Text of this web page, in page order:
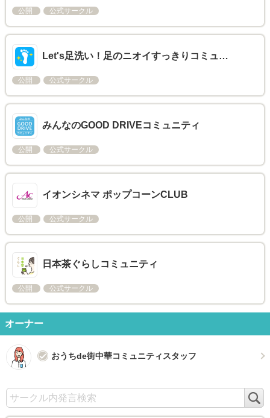
公開 公式サークル
Let's足洗い！足のニオイすっきりコミュ…
公開 公式サークル
みんなのGOOD DRIVEコミュニティ
公開 公式サークル
イオンシネマ ポップコーンCLUB
公開 公式サークル
日本茶ぐらしコミュニティ
公開 公式サークル
オーナー
おうちde街中華コミュニティスタッフ